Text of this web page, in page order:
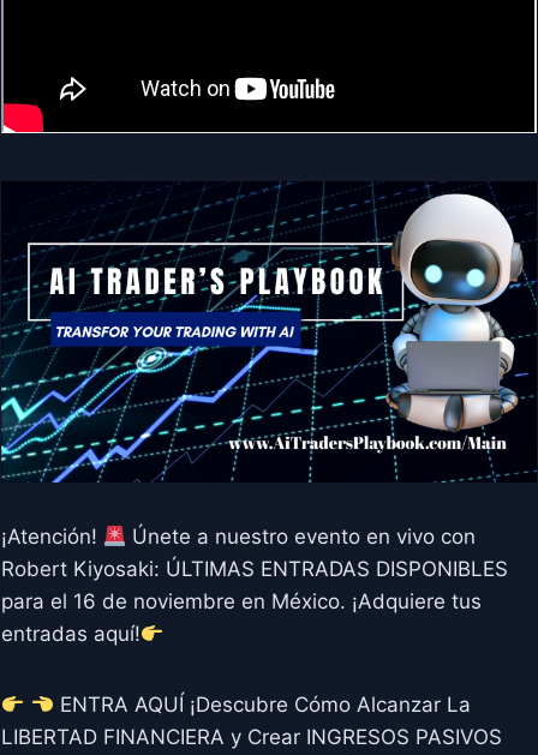
¡Atención!
Únete a nuestro evento en vivo con
Robert Kiyosaki: ÚLTIMAS ENTRADAS DISPONIBLES
para el 16 de noviembre en México. ¡Adquiere tus
entradas aquí!
ENTRA AQUÍ ¡Descubre Cómo Alcanzar La
LIBERTAD FINANCIERA y Crear INGRESOS PASIVOS